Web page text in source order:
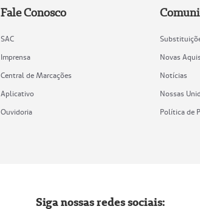
Fale Conosco
SAC
Imprensa
Central de Marcações
Aplicativo
Ouvidoria
Novas
Notícias
Nossas
Política de
Siga nossas redes sociais: